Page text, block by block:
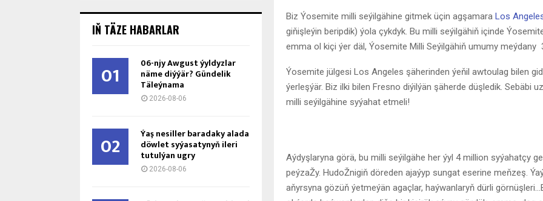
Biz Ýosemite milli seýilgähine gitmek üçin agşamara Los
giňişleýin beripdik) ýola çykdyk. Bu milli seýilgähiň içinde
emma ol kiçi ýer däl, Ýosemite Milli Seýilgähiň umumy meýdany
Ýosemite jülgesi Los Angeles şäherinden ýeňil awtoulag bilen
ýerleşýär. Biz ilki bilen Fresno diýilýän şäherde düşledik. Sebäbi
milli seýilgähine syýahat etmeli!
Aýdyşlaryna görä, bu milli seýilgähe her ýyl 4 million syýahatçy
peýzaŽy. HudoŽnigiň döreden ajaýyp sungat eserine meňzeş.
aňyrsyna gözüň ýetmeýän agaçlar, haýwanlaryň dürli
IŇ TÄZE HABARLAR
01 06-njy Awgust ýyldyzlar
näme diýýär? Gündelik
Täleýnama
2026-08-06
02 Ýaş ne­sil­ler ba­ra­da­ky ala­da
döw­let sy­ýa­sa­ty­nyň ile­ri
tu­tul­ýan ug­ry
2026-08-06